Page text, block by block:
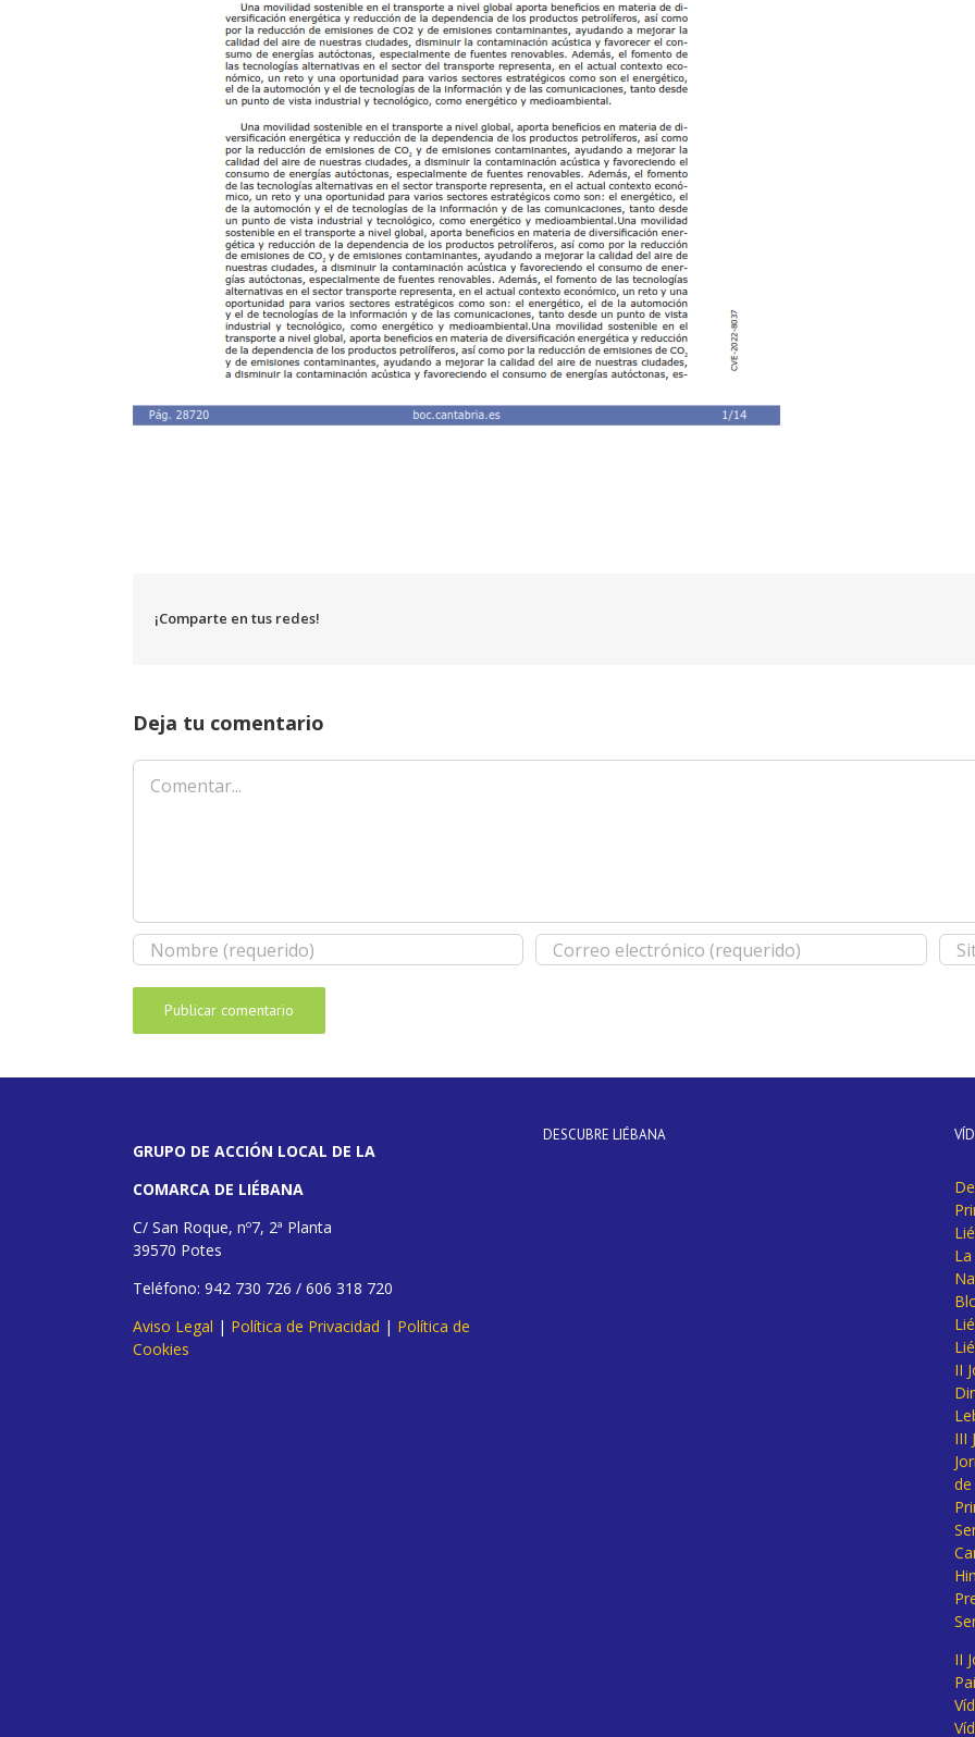
¡Comparte en tus redes!
Deja tu comentario
Comentar
GRUPO DE ACCIÓN LOCAL DE LA
COMARCA DE LIÉBANA
C/ San Roque, nº7, 2ª Planta
39570 Potes
Teléfono: 942 730 726 / 606 318 720
Aviso Legal | Política de Privacidad | Política de
Cookies
DESCUBRE LIÉBANA
II
III
II